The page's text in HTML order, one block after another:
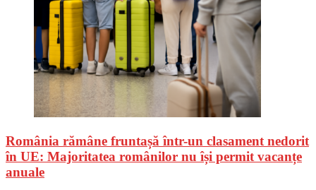
România rămâne fruntașă într-un clasament nedorit
în UE: Majoritatea românilor nu își permit vacanțe
anuale